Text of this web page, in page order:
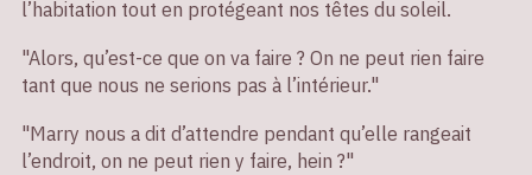
l’habitation tout en protégeant nos têtes du soleil.
"Alors, qu’est-ce que on va faire ? On ne peut rien faire
tant que nous ne serions pas à l’intérieur."
"Marry nous a dit d’attendre pendant qu’elle rangeait
l’endroit, on ne peut rien y faire, hein ?"